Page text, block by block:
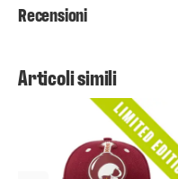
Recensioni
Articoli simili